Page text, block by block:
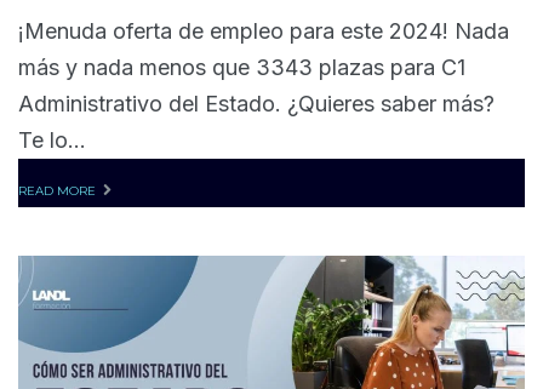
¡Menuda oferta de empleo para este 2024! Nada
más y nada menos que 3343 plazas para C1
Administrativo del Estado. ¿Quieres saber más?
Te lo...
READ MORE